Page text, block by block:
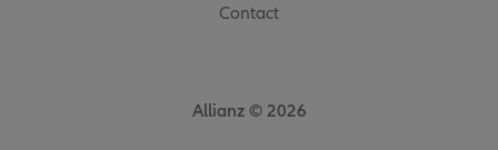
Contact
Allianz © 2026